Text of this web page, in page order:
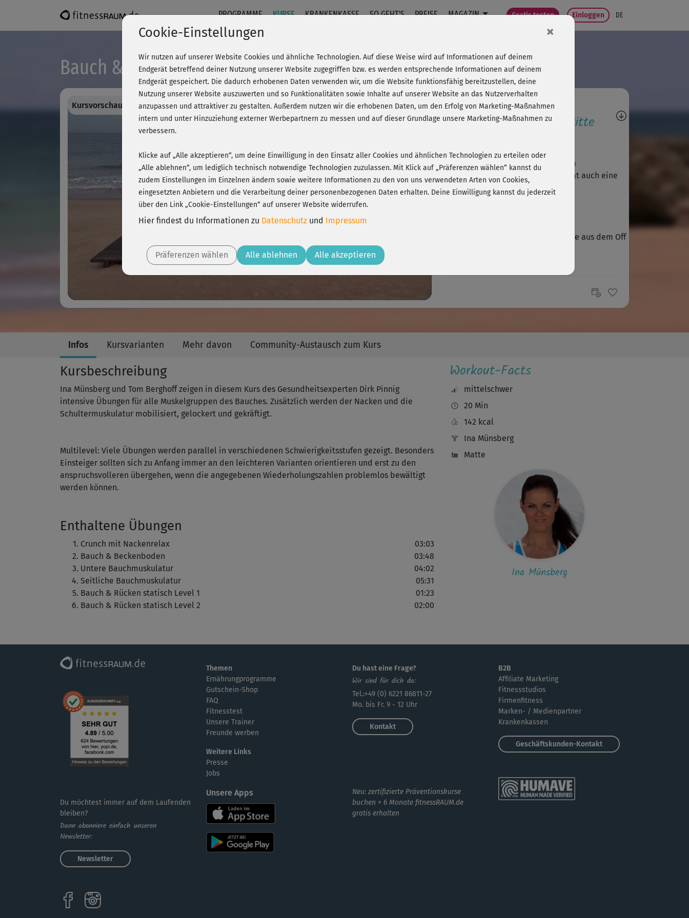
PROGRAMME KURSE KRANKENKASSE SO GEHT'S PREISE MAGAZIN Gratis testen Einloggen DE
Bauch & Rücken - Bauch mit Nackenrelax
Play
Video
Kursvorschau - Anmelden und alles trainieren! 20% Rabatt + Wunsch-Goodie Fragen, Antworten,
Bewertungen, Fortschritte
Ich finde diese Sequenz super zum
Lockerwerden und Entspannen. Hat auch eine
ideale...
Nix für mich, die Musik, die Stimme aus dem Off
Mit aufwärmen soll ich 134 Kalorien verbraucht
Viele Übungen in Rückenposition,nicht immer
ganz leicht,aber guter Kurs🙂
Sehr entspannend. ☺🙂
Mit diesen Übungen den Tag beginnen -
Infos Kursvarianten Mehr davon Community-Austausch zum Kurs
Kursbeschreibung
Ina Münsberg und Tom Berghoff zeigen in diesem Kurs des Gesundheitsexperten Dirk Pinnig
intensive Übungen für alle Muskelgruppen des Bauches. Zusätzlich werden der Nacken und die
Schultermuskulatur mobilisiert, gelockert und gekräftigt.
Multilevel: Viele Übungen werden parallel in verschiedenen Schwierigkeitsstufen gezeigt. Besonders
Einsteiger sollten sich zu Anfang immer an den leichteren Varianten orientieren und erst zu den
anspruchsvolleren übergehen, wenn die angegebenen Wiederholungszahlen problemlos bewältigt
werden können.
Enthaltene Übungen
Crunch mit Nackenrelax
03:03
Bauch & Beckenboden
03:48
Untere Bauchmuskulatur
04:02
Seitliche Bauchmuskulatur
05:31
Bauch & Rücken statisch Level 1
01:23
Bauch & Rücken statisch Level 2
02:00
Workout-Facts
mittelschwer
20 Min
142 kcal
Ina Münsberg
Matte
Ina Münsberg
Du möchtest immer auf dem Laufenden
bleiben?
Dann abonniere einfach unseren
Newsletter:
Newsletter
Themen
Ernährungprogramme
Gutschein-Shop
FAQ
Fitnesstest
Unsere Trainer
Freunde werben
Weitere Links
Presse
Jobs
Unsere Apps
Du hast eine Frage?
Wir sind für dich da:
Tel.:+49 (0) 6221 86811-27
Mo. bis Fr. 9 - 12 Uhr
Kontakt
Neu: zertifizierte Präventionskurse
buchen + 6 Monate fitnessRAUM.de
gratis erhalten
B2B
Affiliate Marketing
Fitnessstudios
Firmenfitness
Marken- / Medienpartner
Krankenkassen
Geschäftskunden-Kontakt
Cookie-Einstellungen ×
Wir nutzen auf unserer Website Cookies und ähnliche Technologien. Auf diese Weise wird auf Informationen auf deinem
Endgerät betreffend deiner Nutzung unserer Website zugegriffen bzw. es werden entsprechende Informationen auf deinem
Endgerät gespeichert. Die dadurch erhobenen Daten verwenden wir, um die Website funktionsfähig bereitzustellen, deine
Nutzung unserer Website auszuwerten und so Funktionalitäten sowie Inhalte auf unserer Website an das Nutzerverhalten
anzupassen und attraktiver zu gestalten. Außerdem nutzen wir die erhobenen Daten, um den Erfolg von Marketing-Maßnahmen
intern und unter Hinzuziehung externer Werbepartnern zu messen und auf dieser Grundlage unsere Marketing-Maßnahmen zu
verbessern.
Klicke auf „Alle akzeptieren“, um deine Einwilligung in den Einsatz aller Cookies und ähnlichen Technologien zu erteilen oder
„Alle ablehnen“, um lediglich technisch notwendige Technologien zuzulassen. Mit Klick auf „Präferenzen wählen“ kannst du
zudem Einstellungen im Einzelnen ändern sowie weitere Informationen zu den von uns verwendeten Arten von Cookies,
eingesetzten Anbietern und die Verarbeitung deiner personenbezogenen Daten erhalten. Deine Einwilligung kannst du jederzeit
über den Link „Cookie-Einstellungen“ auf unserer Website widerrufen.
Hier findest du Informationen zu Datenschutz und Impressum
Präferenzen wählen Alle ablehnen Alle akzeptieren